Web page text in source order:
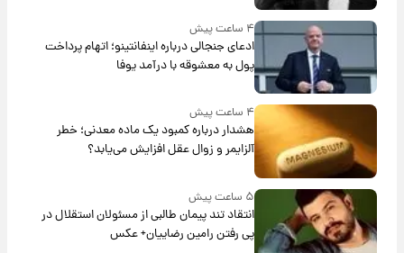
۴ ساعت پیش
ادعای جنجالی درباره اینفانتینو؛ اتهام پرداخت
پول به معشوقه با درآمد یوفا
۴ ساعت پیش
هشدار درباره کمبود یک ماده معدنی؛ خطر
آلزایمر و زوال عقل افزایش می‌یابد؟
۵ ساعت پیش
انتقاد تند پیمان طالبی از مسئولان استقلال در
پی رفتن رامین رضاییان+ عکس